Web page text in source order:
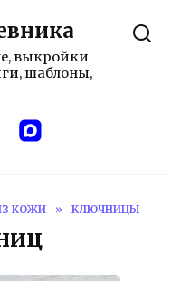
выкройки
шаблоны,
КОЖИ » KЛЮЧНИЦЫ